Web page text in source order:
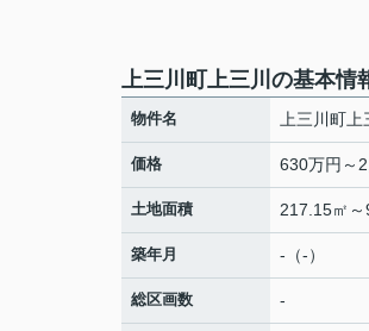
上三川町上三川の基本情
物件名 上三川町上
価格 630万円～
土地面積 217.15㎡
築年月 -（-）
総区画数 -